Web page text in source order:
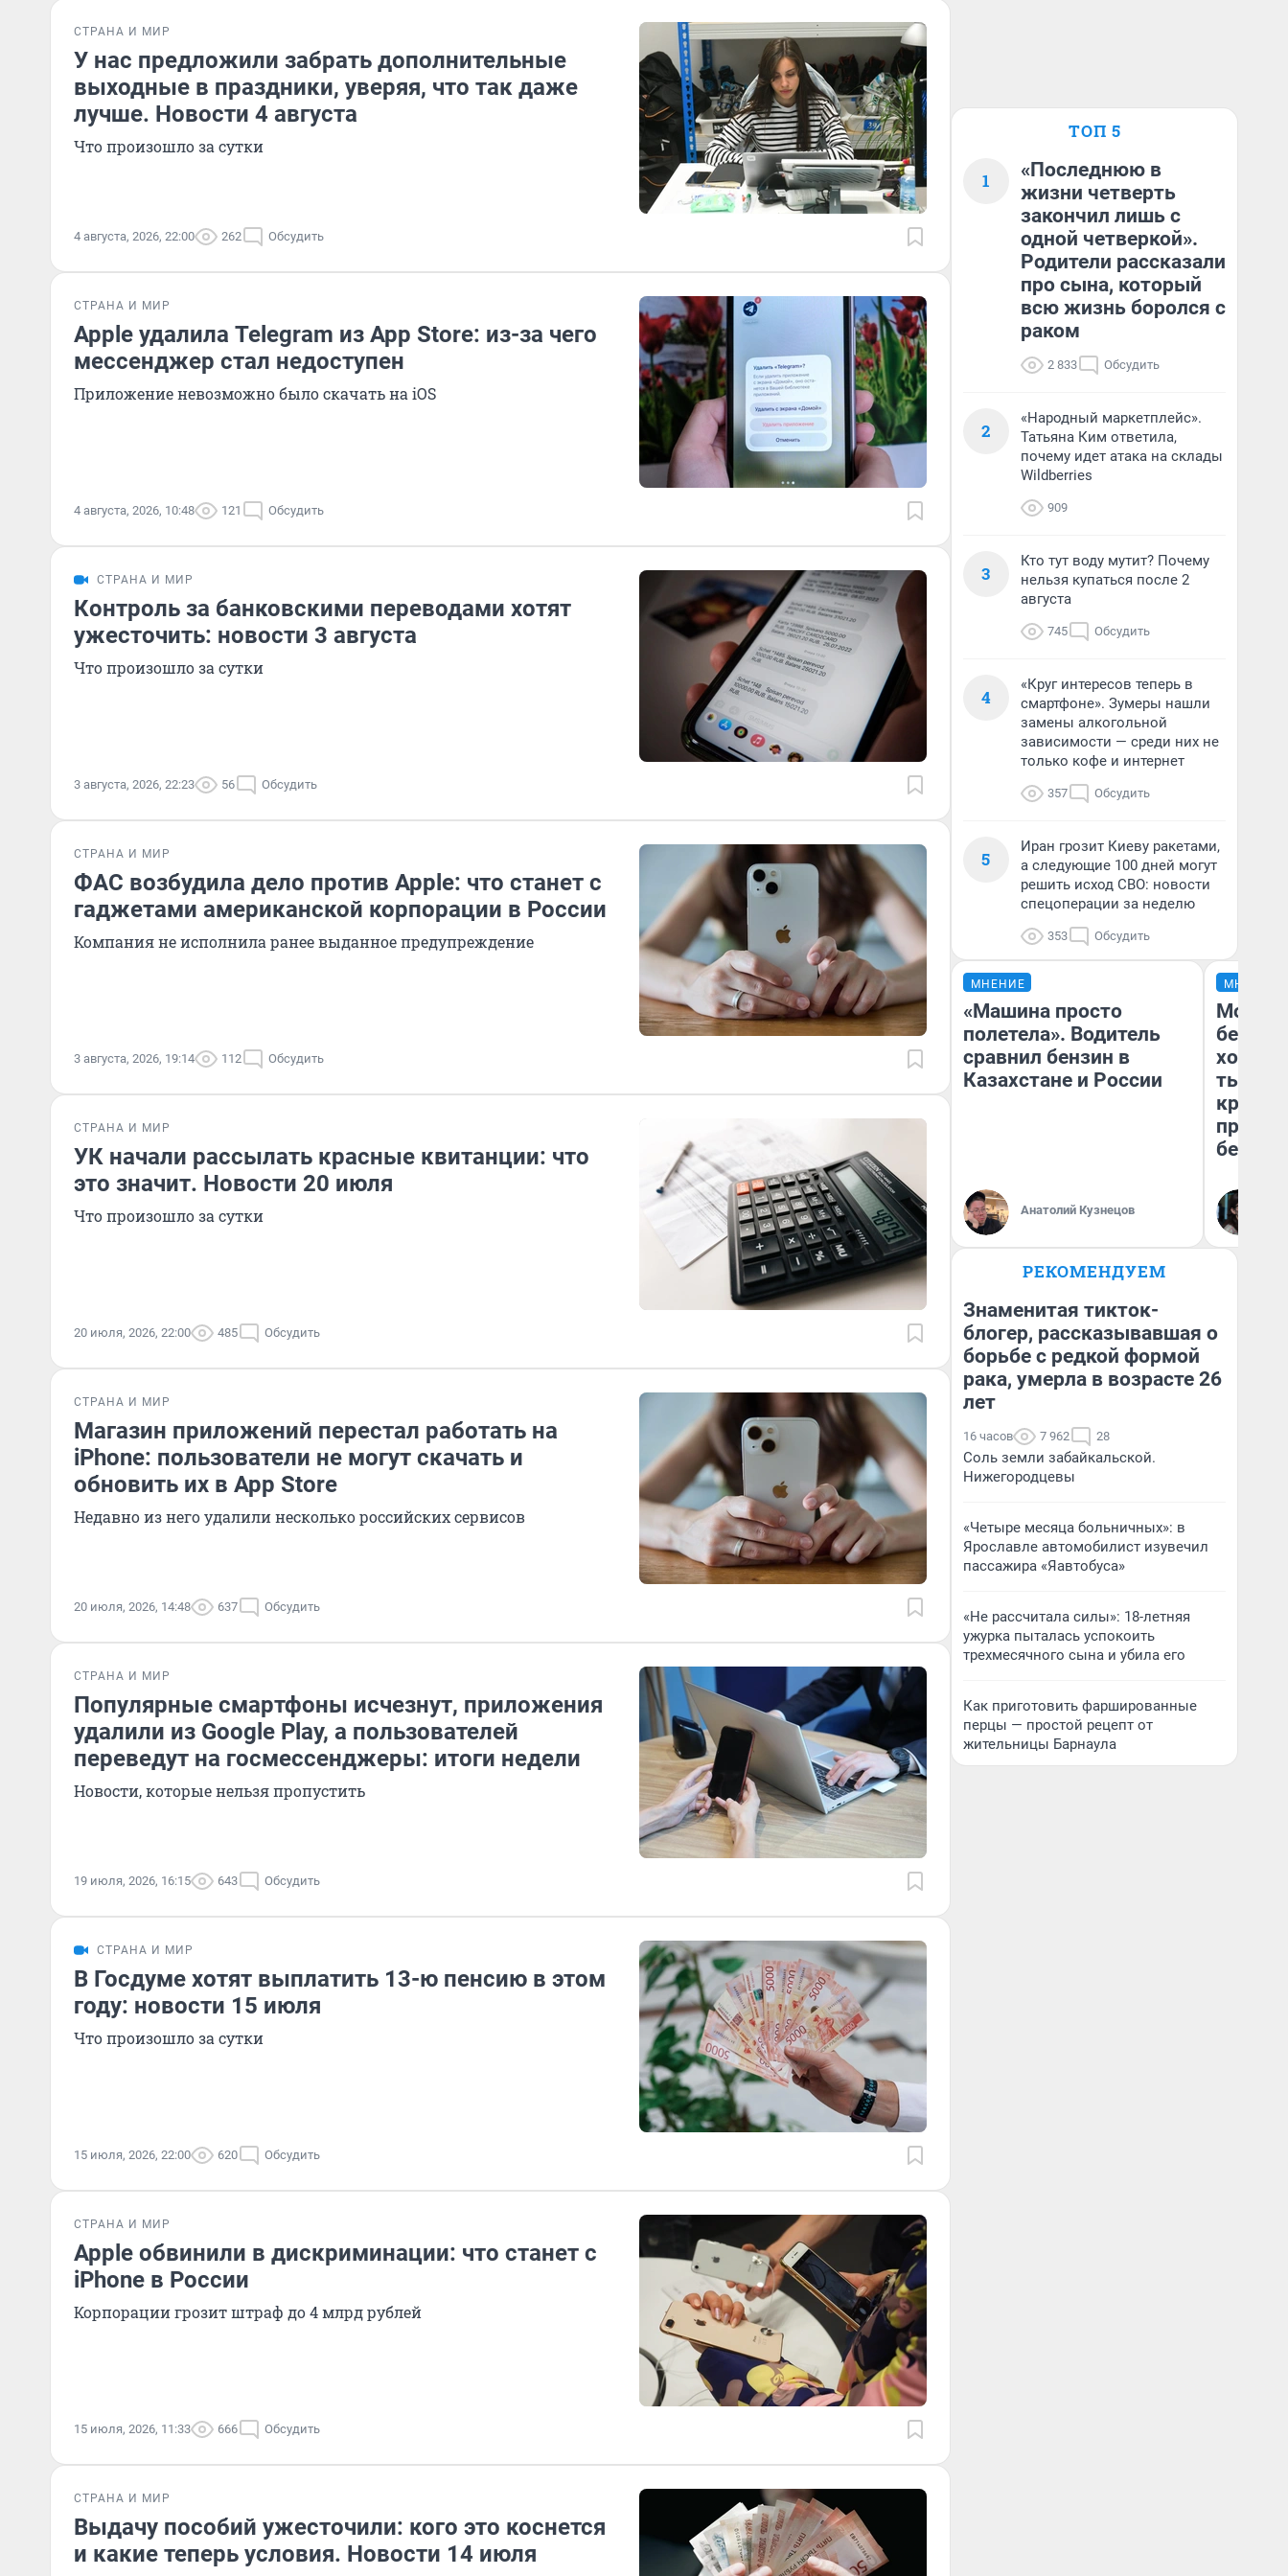
СТРАНА И МИР
У нас предложили забрать дополнительные
выходные в праздники, уверяя, что так даже
лучше. Новости 4 августа
Что произошло за сутки
4 августа, 2026, 22:00 262 Обсудить
СТРАНА И МИР
Apple удалила Telegram из App Store: из-за чего
мессенджер стал недоступен
Приложение невозможно было скачать на iOS
4 августа, 2026, 10:48 121 Обсудить
СТРАНА И МИР
Контроль за банковскими переводами хотят
ужесточить: новости 3 августа
Что произошло за сутки
3 августа, 2026, 22:23 56 Обсудить
СТРАНА И МИР
ФАС возбудила дело против Apple: что станет с
гаджетами американской корпорации в России
Компания не исполнила ранее выданное предупреждение
3 августа, 2026, 19:14 112 Обсудить
СТРАНА И МИР
УК начали рассылать красные квитанции: что
это значит. Новости 20 июля
Что произошло за сутки
20 июля, 2026, 22:00 485 Обсудить
СТРАНА И МИР
Магазин приложений перестал работать на
iPhone: пользователи не могут скачать и
обновить их в App Store
Недавно из него удалили несколько российских сервисов
20 июля, 2026, 14:48 637 Обсудить
СТРАНА И МИР
Популярные смартфоны исчезнут, приложения
удалили из Google Play, а пользователей
переведут на госмессенджеры: итоги недели
Новости, которые нельзя пропустить
19 июля, 2026, 16:15 643 Обсудить
СТРАНА И МИР
В Госдуме хотят выплатить 13-ю пенсию в этом
году: новости 15 июля
Что произошло за сутки
15 июля, 2026, 22:00 620 Обсудить
СТРАНА И МИР
Apple обвинили в дискриминации: что станет с
iPhone в России
Корпорации грозит штраф до 4 млрд рублей
15 июля, 2026, 11:33 666 Обсудить
СТРАНА И МИР
Выдачу пособий ужесточили: кого это коснется
и какие теперь условия. Новости 14 июля
ТОП 5
1
«Последнюю в
жизни четверть
закончил лишь с
одной четверкой».
Родители рассказали
про сына, который
всю жизнь боролся с
раком
2 833 Обсудить
2
«Народный маркетплейс».
Татьяна Ким ответила,
почему идет атака на склады
Wildberries
909
3
Кто тут воду мутит? Почему
нельзя купаться после 2
августа
745 Обсудить
4
«Круг интересов теперь в
смартфоне». Зумеры нашли
замены алкогольной
зависимости — среди них не
только кофе и интернет
357 Обсудить
5
Иран грозит Киеву ракетами,
а следующие 100 дней могут
решить исход СВО: новости
спецоперации за неделю
353 Обсудить
МНЕНИЕ
«Машина просто
полетела». Водитель
сравнил бензин в
Казахстане и России
Анатолий Кузнецов
МНЕНИЕ
Мой
хотела
тысяч,
РЕКОМЕНДУЕМ
Знаменитая тикток-
блогер, рассказывавшая о
борьбе с редкой формой
рака, умерла в возрасте 26
лет
16 часов 7 962 28
Соль земли забайкальской.
Нижегородцевы
«Четыре месяца больничных»: в
Ярославле автомобилист изувечил
пассажира «Яавтобуса»
«Не рассчитала силы»: 18-летняя
ужурка пыталась успокоить
трехмесячного сына и убила его
Как приготовить фаршированные
перцы — простой рецепт от
жительницы Барнаула